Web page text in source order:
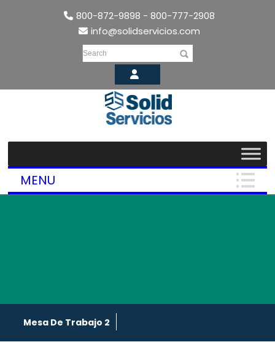
800-872-9898 - 800-777-2908
info@solidservicios.com
Search
MENU
Mesa De Trabajo 2